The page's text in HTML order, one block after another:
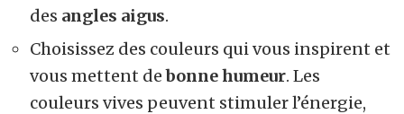
des angles aigus.
Choisissez des couleurs qui vous inspirent et
vous mettent debonne humeur. Les
couleurs vives peuvent stimuler l’énergie,